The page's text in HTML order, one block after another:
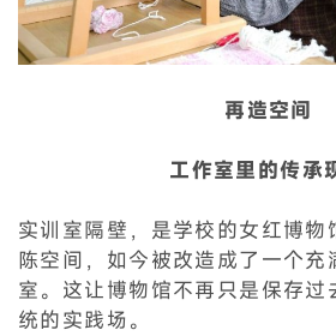
再造空间
工作室里的传承
实训室隔壁，是学校的女红博物
陈空间，如今被改造成了一个充
室。这让博物馆不再只是保存过
统的实践场。